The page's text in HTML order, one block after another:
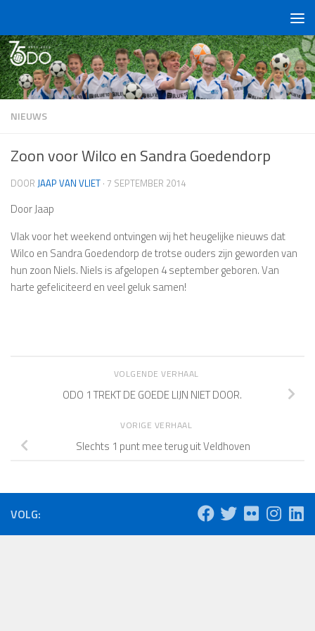
NIEUWS
Zoon voor Wilco en Sandra Goedendorp
DOOR JAAP VAN VLIET · 7 SEPTEMBER 2014
Door Jaap
Vlak voor het weekend ontvingen wij het heugelijke nieuws dat
Wilco en Sandra Goedendorp de trotse ouders zijn geworden van
hun zoon Niels. Niels is afgelopen 4 september geboren. Van
harte gefeliciteerd en veel geluk samen!
VOLGENDE VERHAAL
ODO 1 TREKT DE GOEDE LIJN NIET DOOR.
VORIGE VERHAAL
Slechts 1 punt mee terug uit Veldhoven
VOLG: